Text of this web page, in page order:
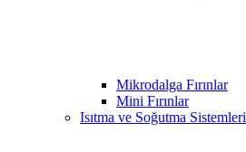
Mikrodalga Fırınlar
Mini Fırınlar
Isıtma ve Soğutma Sistemleri